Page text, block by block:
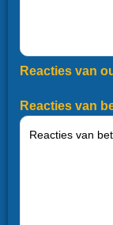
Reacties van
Reacties van